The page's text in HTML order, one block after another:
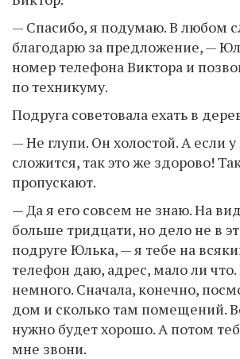
— Спасибо, я подумаю. В любом
благодарю за предложение, —
номер телефона Виктора и
по техникуму.
Подруга советовала ехать в
— Не глупи. Он холостой. А если у
сложится, так это же здорово!
пропускают.
— Да я его совсем не знаю. На
больше тридцати, но дело не в
подруге Юлька, — я тебе на
телефон даю, адрес, мало ли
немного. Сначала, конечно,
дом и сколько там помещений.
нужно будет хорошо. А потом
мне звони.